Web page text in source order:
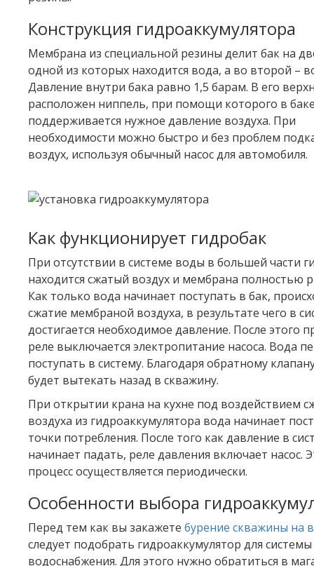
Конструкция гидроаккумулятора
Мембрана из специальной резины делит бак на
одной из которых находится вода, а во второй –
Давление внутри бака равно 1,5 барам. В его
расположен ниппель, при помощи которого в
поддерживается нужное давление воздуха. При
необходимости можно быстро и без проблем
воздух, используя обычный насос для автомобиля.
Как функционирует гидробак
При отсутствии в системе воды в большей части
находится сжатый воздух и мембрана полностью
Как только вода начинает поступать в бак,
сжатие мембраной воздуха, в результате чего в
достигается необходимое давление. После этого
реле выключается электропитание насоса. Вода
поступать в систему. Благодаря обратному
будет вытекать назад в скважину.
При открытии крана на кухне под воздействием
воздуха из гидроаккумулятора вода начинает
точки потребления. После того как давление в
начинает падать, реле давления включает насос.
процесс осуществляется периодически.
Особенности выбора
Перед тем как вы закажете бурение скважины на
следует подобрать гидроаккумулятор для системы
водоснабжения. Для этого нужно обратиться в